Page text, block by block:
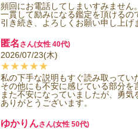
頻回にお電話してしまいすみません。
一貫して励みになる鑑定を頂けるの
引き続き、よろしくお願い申し上げ
匿名 さん(女性 40代)
2026/07/23(木)
★★★★★
私の下手な説明もすぐ読み取ってい
その他にも不安に感じている部分を
また不安になっていましたが、勇気
ありがとうございます。
ゆかりんさん(女性 50代)